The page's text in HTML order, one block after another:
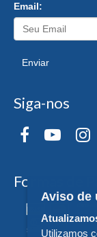
Email:
Enviar
Siga-nos
Formas de
Aviso de
Utilizamos